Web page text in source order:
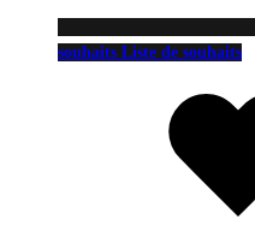
souhaits Liste de souhaits